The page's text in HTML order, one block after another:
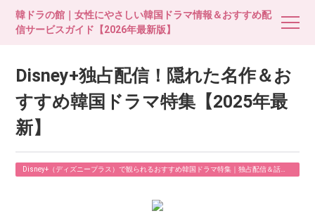
韓ドラの館｜女性にやさしい韓国ドラマ情報＆おすすめ配
信サービスガイド【2026年最新版】
Disney+独占配信！隠れた名作＆お
すすめ韓国ドラマ特集【2025年最
新】
Disney+（ディズニープラス）で観られるおすすめ韓国ドラマ特集｜独占配信＆話題